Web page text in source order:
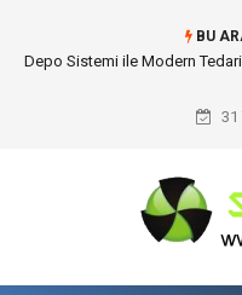
BU
Akrilik Boyama Seti ile Evinizde
31